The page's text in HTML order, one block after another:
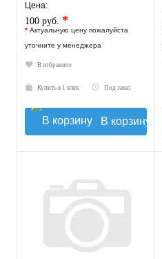
Цена:
100 руб. *
* Актуальную цену пожалуйста
уточните у менеджера
В избранное
Купить в 1 клик Под заказ
В корзину